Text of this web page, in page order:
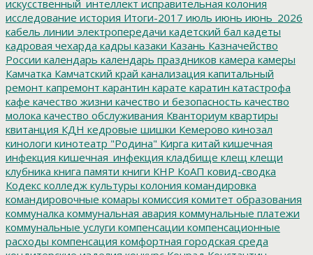
искусственный_интеллект исправительная колония
исследование история Итоги-2017 июль июнь июнь_2026
кабель линии электропередачи кадетский бал кадеты
кадровая чехарда кадры казаки Казань Казначейство
России календарь календарь праздников камера камеры
Камчатка Камчатский край канализация капитальный
ремонт капремонт карантин карате каратин катастрофа
кафе качество жизни качество и безопасность качество
молока качество обслуживания Кванториум квартиры
квитанция КДН кедровые шишки Кемерово кинозал
кинологи кинотеатр "Родина" Кирга китай кишечная
инфекция кишечная_инфекция кладбище клещ клещи
клубника книга памяти книги КНР КоАП ковид-сводка
Кодекс колледж культуры колония командировка
командировочные комары комиссия комитет образования
коммуналка коммунальная авария коммунальные платежи
коммунальные услуги компенсации компенсационные
расходы компенсация комфортная городская среда